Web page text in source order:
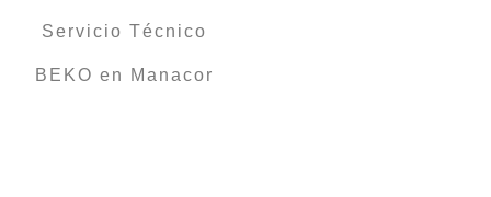
Servicio Técnico
BEKO en Manacor